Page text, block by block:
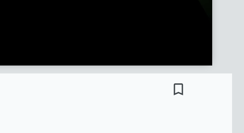
bookmark_border